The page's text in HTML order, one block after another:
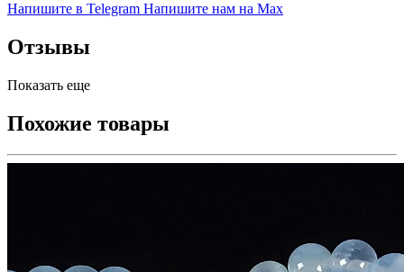
Напишите в Telegram Напишите нам на Max
Отзывы
Показать еще
Похожие товары